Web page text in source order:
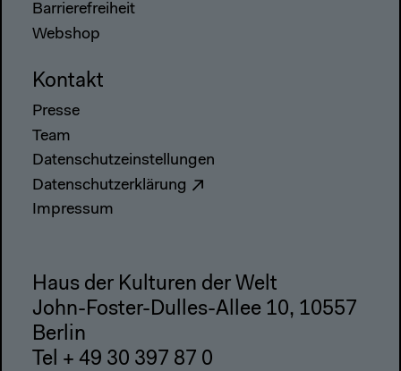
Barrierefreiheit
Webshop
Kontakt
Presse
Team
Datenschutzeinstellungen
Datenschutzerklärung
Impressum
Haus der Kulturen der Welt
John-Foster-Dulles-Allee 10, 10557
Berlin
Tel + 49 30 397 87 0